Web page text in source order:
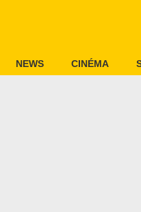
NEWS CINÉMA